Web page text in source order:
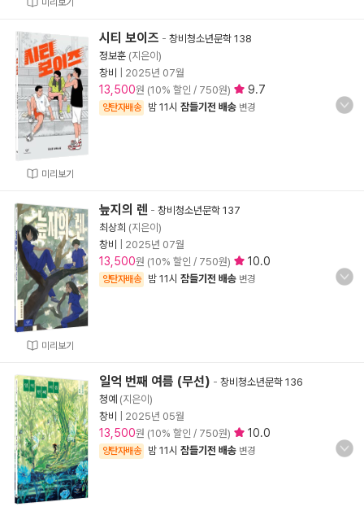
미리보기
미리보기
시티 보이즈 - 창비청소년문학 138
정보훈 (지은이)
창비
2025년 07월
13,500원 (10% 할인 / 750원) 9.7
양탄자배송 밤 11시 잠들기전 배송 변경
미리보기
늪지의 렌 - 창비청소년문학 137
최상희 (지은이)
창비
2025년 07월
13,500원 (10% 할인 / 750원) 10.0
양탄자배송 밤 11시 잠들기전 배송 변경
일억 번째 여름 (무선) - 창비청소년문학 136
청예 (지은이)
창비
2025년 05월
13,500원 (10% 할인 / 750원) 10.0
양탄자배송 밤 11시 잠들기전 배송 변경